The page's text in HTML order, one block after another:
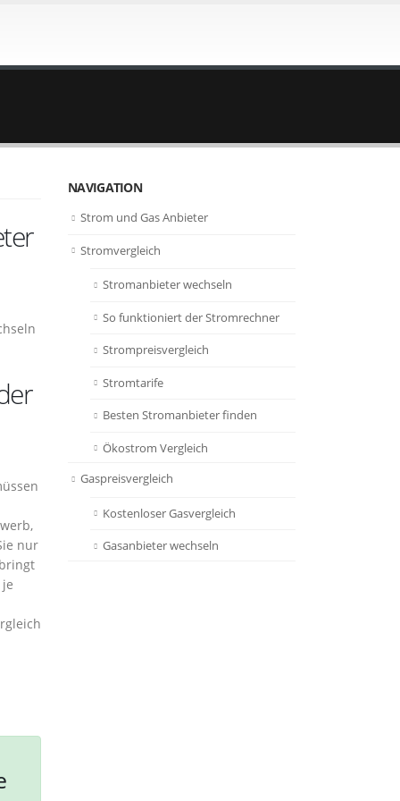
nur
NAVIGATION
Strom und Gas Anbieter
Stromvergleich
Stromanbieter wechseln
So funktioniert der Stromrechner
Strompreisvergleich
Stromtarife
Besten Stromanbieter finden
Ökostrom Vergleich
Gaspreisvergleich
Kostenloser Gasvergleich
Gasanbieter wechseln